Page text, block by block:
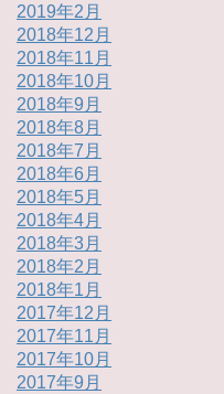
2019年2月
2018年12月
2018年11月
2018年10月
2018年9月
2018年8月
2018年7月
2018年6月
2018年5月
2018年4月
2018年3月
2018年2月
2018年1月
2017年12月
2017年11月
2017年10月
2017年9月